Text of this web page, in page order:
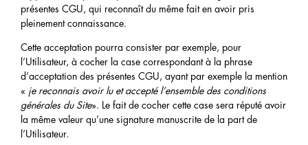
présentes CGU, qui reconnaît du même fait en avoir pris
pleinement connaissance.
Cette acceptation pourra consister par exemple, pour
l’Utilisateur, à cocher la case correspondant à la phrase
d’acceptation des présentes CGU, ayant par exemple la mention
« je reconnais avoir lu et accepté l’ensemble des conditions
générales du Site». Le fait de cocher cette case sera réputé avoir
la même valeur qu’une signature manuscrite de la part de
l’Utilisateur.